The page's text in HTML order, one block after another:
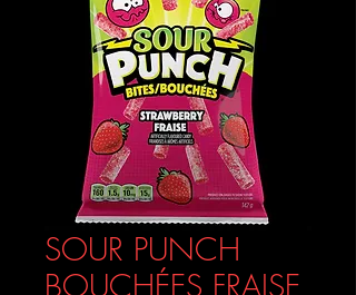
SOUR PUNCH
BOUCHÉES FRAISE